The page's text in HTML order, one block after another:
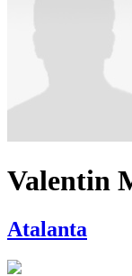
Valentin
Atalanta